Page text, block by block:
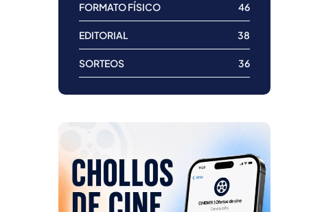
FORMATO FÍSICO 46
EDITORIAL 38
SORTEOS 36